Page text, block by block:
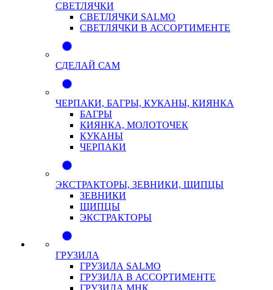
СВЕТЛЯЧКИ
СВЕТЛЯЧКИ SALMO
СВЕТЛЯЧКИ В АССОРТИМЕНТЕ
СДЕЛАЙ САМ
ЧЕРПАКИ, БАГРЫ, КУКАНЫ, КИЯНКА
БАГРЫ
КИЯНКА, МОЛОТОЧЕК
КУКАНЫ
ЧЕРПАКИ
ЭКСТРАКТОРЫ, ЗЕВНИКИ, ЩИПЦЫ
ЗЕВНИКИ
ЩИПЦЫ
ЭКСТРАКТОРЫ
ГРУЗИЛА
ГРУЗИЛА SALMO
ГРУЗИЛА В АССОРТИМЕНТЕ
ГРУЗИЛА МНК